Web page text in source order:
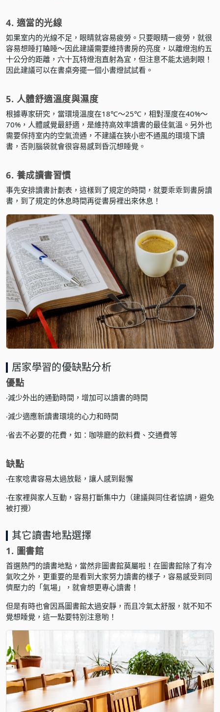
4. 適當的光線
如果室内的光線不足，眼睛就容易疲勞。只要眼睛一疲勞，就很
容易想睡打瞌睡～因此建議需要維持書房的亮度，以離燈泡約五
十公分的距離，六十瓦特燈泡直射為宜，但注意不能太過刺眼！
因此建議可以在書桌旁擺一個小書燈試試看。
5. 人體舒適溫度與濕度
根據專家研究，當環境溫度在18℃～25℃，相對溼度在40%～
70%，人體感覺最舒適，是維持高效率讀書的最佳氣溫。另外也
需要保持室内的空氣流通，不建議在狹小密不通風的環境下讀
書，否則腦袋就會很容易感到昏沉想睡覺。
6. 養成讀書習慣
事先安排讀書計劃表，這樣到了規定的時間，就要乖乖到書房讀
書，到了規定的休息時間再從書房裡出來休息！
居家學習的優缺點分析
優點
‧減少外出的通勤時間，增加可以讀書的時間
‧減少適應新讀書環境的心力和時間
‧省去不必要的花費，如：咖啡廳的飲料費、交通費等
缺點
‧在家唸書容易太過放鬆，讓人感到鬆懈
‧在家裡與家人互動，容易打斷集中力（建議與同住者協調，避免
被打攪）
其它讀書地點選擇
1. 圖書館
首選熱門的讀書地點，當然非圖書館莫屬啦！在圖書館除了有冷
氣吹之外，更重要的是看到大家努力讀書的樣子，容易感受到同
儕壓力的「氣場」，就會想更專心讀書！
但是有時也會因爲圖書館太過安靜，而且冷氣太舒服，就不知不
覺想睡覺，這一點要特別注意喲！